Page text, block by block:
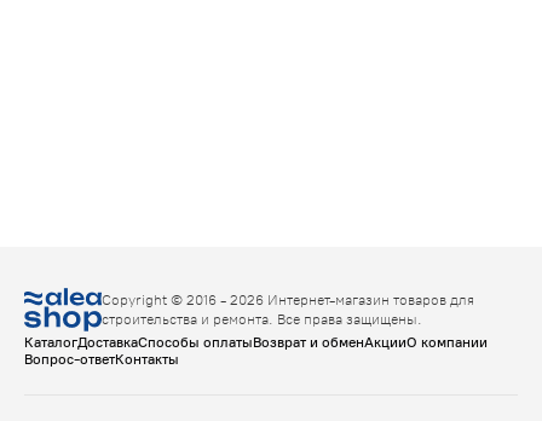
Copyright © 2016 - 2026 Интернет-магазин товаров для
строительства и ремонта. Все права защищены.
КаталогДоставкаСпособы оплатыВозврат и обменАкцииО компании
Вопрос-ответКонтакты